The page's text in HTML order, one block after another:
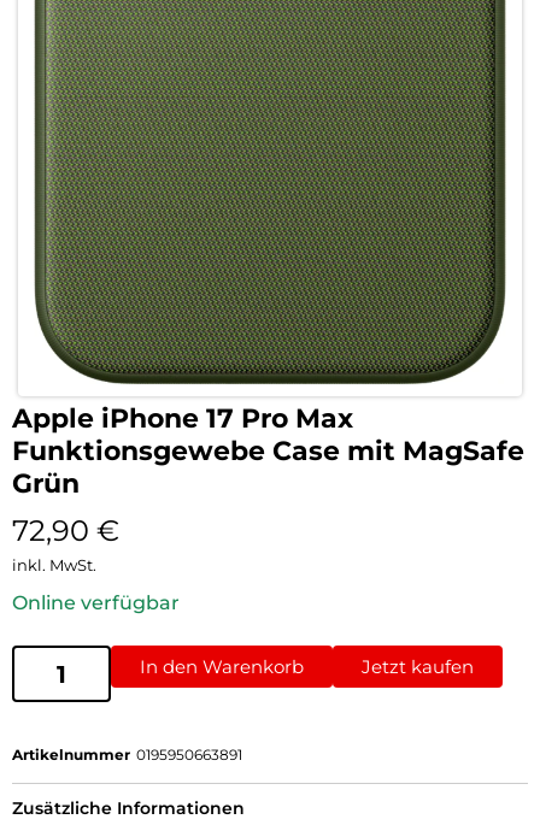
Apple iPhone 17 Pro Max
Funktionsgewebe Case mit MagSafe
Grün
72,90 €
inkl. MwSt.
Online verfügbar
In den Warenkorb Jetzt kaufen
Artikelnummer 0195950663891
Zusätzliche Informationen